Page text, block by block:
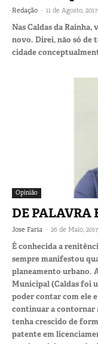
Redação - 11 de Agosto, 2017
Nas Caldas da
novo. Direi, não só de
cidade
Opinião
DE PALAVRA
Jose Faria - 26 de Maio, 2017
É conhecida a
sempre manifestou
planeamento urbano.
Municipal (Caldas foi
poder contar com ele
continuar a contornar
tenha crescido de
patente em